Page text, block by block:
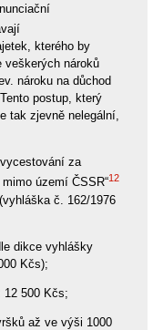
kterého by
nároků
nároku na důchod
postup, který
tak zjevně nelegální,
za
území ČSSR“12
č. 162/1976
dikce vyhlášky
Kčs);
12 500 Kčs;
až ve výši 1000